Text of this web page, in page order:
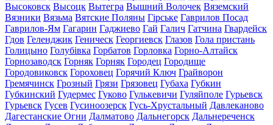
Высоковск Высоцк Вытегра Вышний Волочек Вяземский
Вязники Вязьма Вятские Поляны Гірське Гаврилов Посад
Гаврилов-Ям Гагарин Гаджиево Гай Галич Гатчина Гвардейск
Гдов Геленджик Геническ Георгиевск Глазов Гола пристань
Голицыно Голубівка Горбатов Горловка Горно-Алтайск
Горнозаводск Горняк Горняк Городец Городище
Городовиковск Гороховец Горячий Ключ Грайворон
Гремячинск Грозный Грязи Грязовец Губаха Губкин
Губкинский Гудермес Гуково Гулькевичи Гуляйполе Гурьевск
Гурьевск Гусев Гусиноозерск Гусь-Хрустальный Давлеканово
Дагестанские Огни Далматово Дальнегорск Дальнереченск